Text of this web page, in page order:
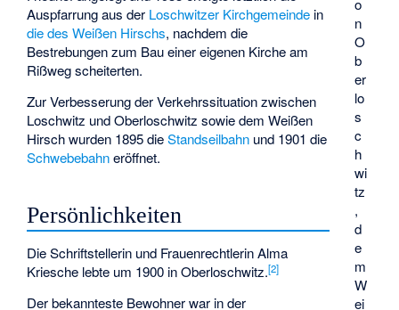
o
n
O
b
er
lo
s
c
h
wi
tz
,
d
e
m
W
ei
Auspfarrung aus der Loschwitzer Kirchgemeinde in
die des Weißen Hirschs, nachdem die
Bestrebungen zum Bau einer eigenen Kirche am
Rißweg scheiterten.
Zur Verbesserung der Verkehrssituation zwischen
Loschwitz und Oberloschwitz sowie dem Weißen
Hirsch wurden 1895 dieStandseilbahn und 1901 die
Schwebebahneröffnet.
Persönlichkeiten
Die Schriftstellerin und FrauenrechtlerinAlma
Kriesche lebte um 1900 in Oberloschwitz.[2]
Der bekannteste Bewohner war in der